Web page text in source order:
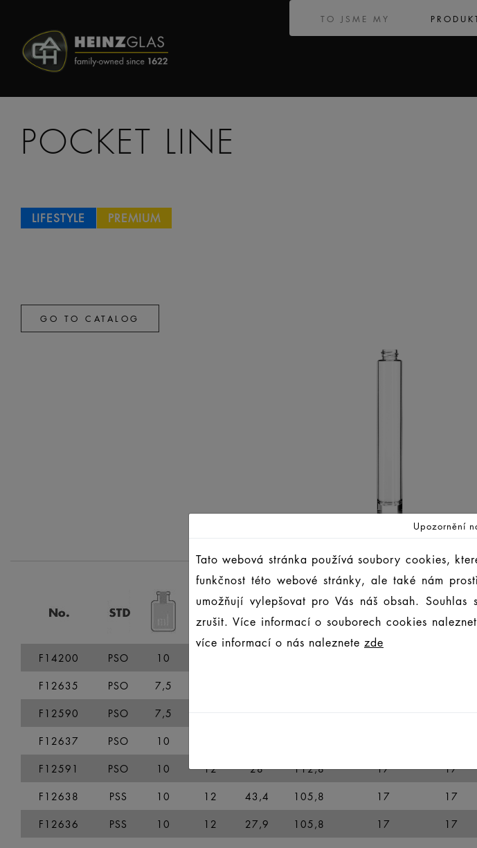
TO JSME MY
LIFESTYLE PREMIUM
POCKET LINE
GO TO CATALOG
F14200 PSO 10
F12635
PSO 7,5
F12590
PSO 7,5
F12637
PSO 10
F12591
PSO 10 12 28 112,8 17 17
F12638
PSS 10 12 43,4 105,8 17 17
F12636
PSS 10 12 27,9 105,8 17 17
Upozornění
Tato webová stránka používá soubory cookies,
funkčnost této webové stránky, ale také nám
umožňují vylepšovat pro Vás náš obsah.
zrušit. Více informací o souborech cookies
více informací o nás naleznete zde